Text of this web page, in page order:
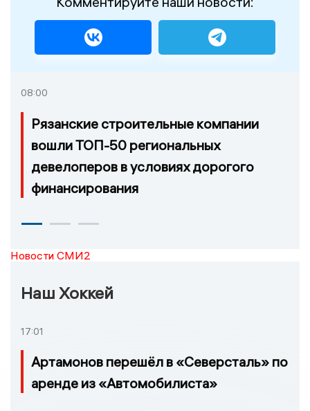
08:00
Рязанские строительные компании
вошли ТОП-50 региональных
девелоперов в условиях дорогого
финансирования
Новости СМИ2
Наш Хоккей
17:01
Артамонов перешёл в «Северсталь» по
аренде из «Автомобилиста»